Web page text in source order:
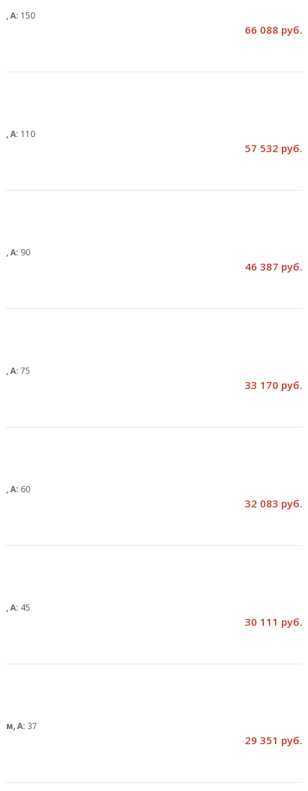
А: 150
66 088 руб.
А: 110
57 532 руб.
А: 90
46 387 руб.
А: 75
33 170 руб.
А: 60
32 083 руб.
А: 45
30 111 руб.
А: 37
29 351 руб.